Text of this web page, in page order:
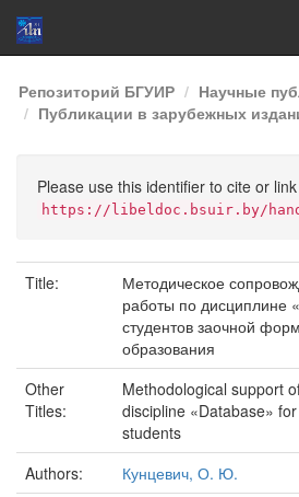
Skip
navigation
Репозиторий БГУИР
Научные
Публикации в зарубежных
Please use this identifier to cite or
https://libeldoc.bsuir.by/
Title:
Методическое
работы по дисциплине
студентов заочной
образования
Other
Titles:
Methodological support
discipline «Database»
students
Authors:
Кунцевич, О. Ю.